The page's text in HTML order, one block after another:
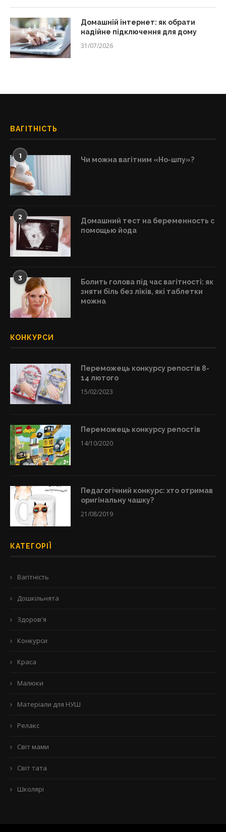
Домашній інтернет: як обрати
надійне підключення для дому
31/07/2026
ВАГІТНІСТЬ
1 Чи можна вагітним «Но-шпу»?
2
Домашний тест на беременность с
помощью йода
3
Болить голова під час вагітності: як
зняти біль без ліків, які таблетки
можна
КОНКУРСИ
Переможець конкурсу репостів 8-
14 лютого
15/02/2023
Переможець конкурсу репостів
14/10/2020
Педагогічний конкурс: хто отримав
оригінальну чашку?
21/08/2019
КАТЕГОРІЇ
Вагітність
Дошкільнята
Здоров'я
Конкурси
Краса
Малюки
Матеріали для НУШ
Релакс
Світ мами
Світ тата
Школярі